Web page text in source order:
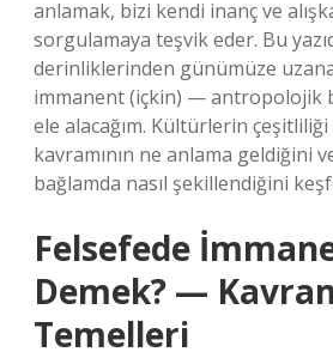
anlamak, bizi kendi inanç ve
sorgulamaya teşvik eder. Bu
derinliklerinden günümüze
immanent (içkin) — antropolojik
ele alacağım. Kültürlerin
kavramının ne anlama geldiğini
bağlamda nasıl şekillendiğini
Felsefede
Demek? —
Temelleri